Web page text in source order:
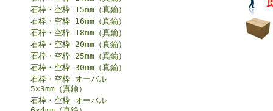
石枠・空枠 15mm（真鍮）
石枠・空枠 16mm（真鍮）
石枠・空枠 18mm（真鍮）
石枠・空枠 20mm（真鍮）
石枠・空枠 25mm（真鍮）
石枠・空枠 30mm（真鍮）
石枠・空枠 オーバル
5×3mm（真鍮）
石枠・空枠 オーバル